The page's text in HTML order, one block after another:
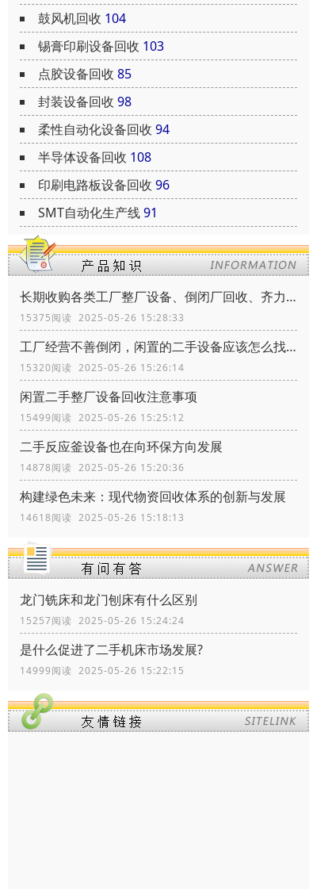
鼓风机回收 104
锡膏印刷设备回收 103
点胶设备回收 85
封装设备回收 98
柔性自动化设备回收 94
半导体设备回收 108
印刷电路板设备回收 96
SMT自动化生产线91
长期收购各类工厂整厂设备、倒闭厂回收、齐力环保、共创辉煌
15375阅读 2025-05-26 15:28:33
工厂经营不善倒闭，闲置的二手设备应该怎么找到买家靠谱的买家
15320阅读 2025-05-26 15:26:14
闲置二手整厂设备回收注意事项
15499阅读 2025-05-26 15:25:12
二手反应釜设备也在向环保方向发展
14878阅读 2025-05-26 15:20:36
构建绿色未来：现代物资回收体系的创新与发展
14618阅读 2025-05-26 15:18:13
龙门铣床和龙门刨床有什么区别
15257阅读 2025-05-26 15:24:24
是什么促进了二手机床市场发展?
14999阅读 2025-05-26 15:22:15